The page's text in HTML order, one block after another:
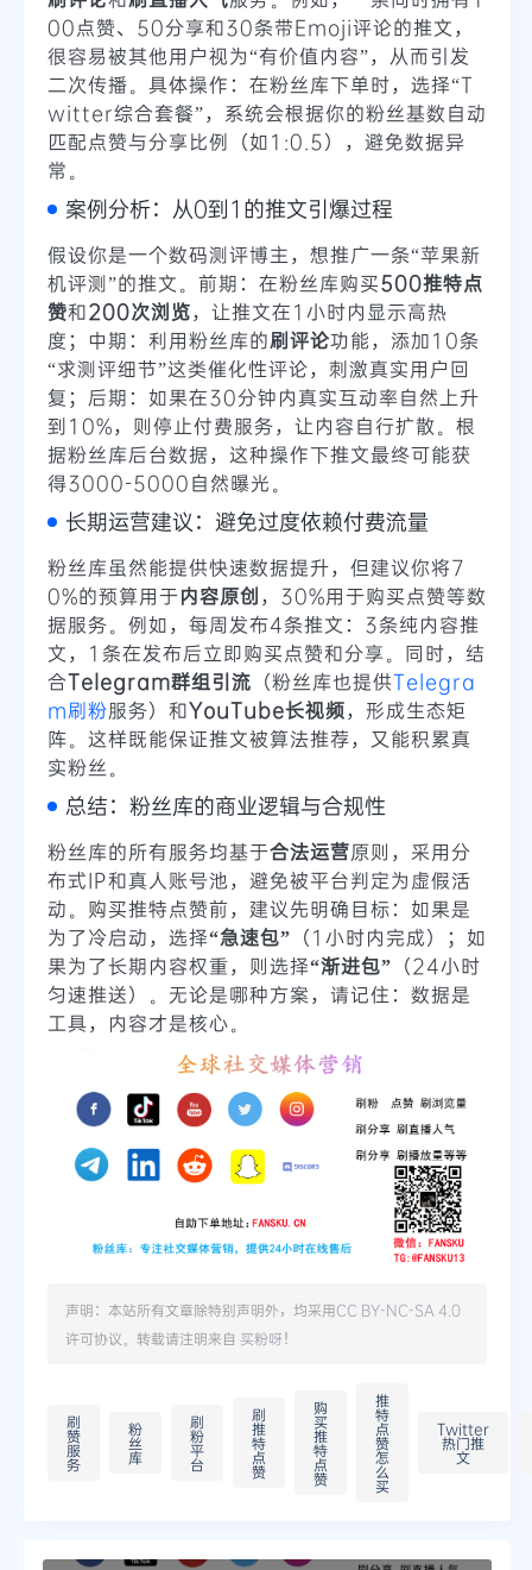
00点赞、50分享和30条带Emoji评论的推文，
很容易被其他用户视为“有价值内容”，从而引发
二次传播。具体操作：在粉丝库下单时，选择“T
witter综合套餐”，系统会根据你的粉丝基数自动
匹配点赞与分享比例（如1:0.5），避免数据异
常。
案例分析：从0到1的推文引爆过程
假设你是一个数码测评博主，想推广一条“苹果新
机评测”的推文。前期：在粉丝库购买500推特点
赞和200次浏览，让推文在1小时内显示高热
度；中期：利用粉丝库的刷评论功能，添加10条
“求测评细节”这类催化性评论，刺激真实用户回
复；后期：如果在30分钟内真实互动率自然上升
到10%，则停止付费服务，让内容自行扩散。根
据粉丝库后台数据，这种操作下推文最终可能获
得3000-5000自然曝光。
长期运营建议：避免过度依赖付费流量
粉丝库虽然能提供快速数据提升，但建议你将7
0%的预算用于内容原创，30%用于购买点赞等数
据服务。例如，每周发布4条推文：3条纯内容推
文，1条在发布后立即购买点赞和分享。同时，结
合Telegram群组引流 （粉丝库也提供Telegra
m刷粉服务）和YouTube长视频，形成生态矩
阵。这样既能保证推文被算法推荐，又能积累真
实粉丝。
总结：粉丝库的商业逻辑与合规性
粉丝库的所有服务均基于合法运营原则，采用分
布式IP和真人账号池，避免被平台判定为虚假活
动。购买推特点赞前，建议先明确目标：如果是
为了冷启动，选择“急速包” （1小时内完成）；如
果为了长期内容权重，则选择“渐进包” （24小时
匀速推送）。无论是哪种方案，请记住：数据是
工具，内容才是核心。
声明：本站所有文章除特别声明外，均采用CC BY-NC-SA 4.0
许可协议。转载请注明来自 买粉呀！
刷
赞
服
务
粉
丝
库
刷
粉
平
台
刷
推
特
点
赞
购
买
推
特
点
赞
推
特
点
赞
怎
么
买
Twitter
热门推
文